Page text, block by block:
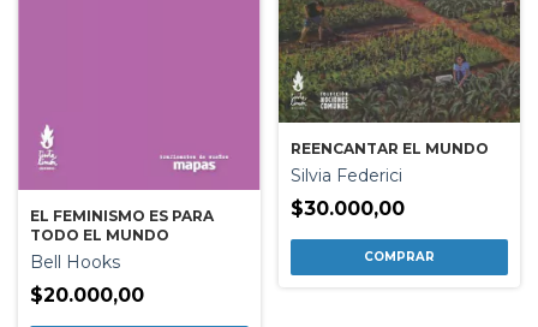
EL FEMINISMO ES PARA
TODO EL MUNDO
Bell Hooks
$20.000,00
REENCANTAR EL MUNDO
Silvia Federici
$30.000,00